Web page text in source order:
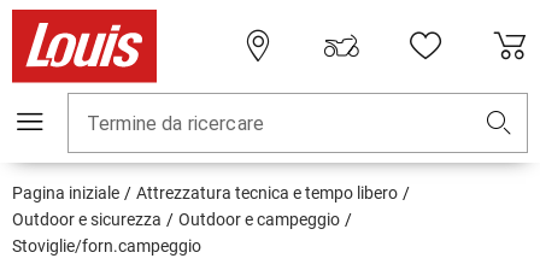
Termine da ricercare
Pagina iniziale
Attrezzatura tecnica e tempo libero
Outdoor e sicurezza
Outdoor e campeggio
Stoviglie/forn.campeggio